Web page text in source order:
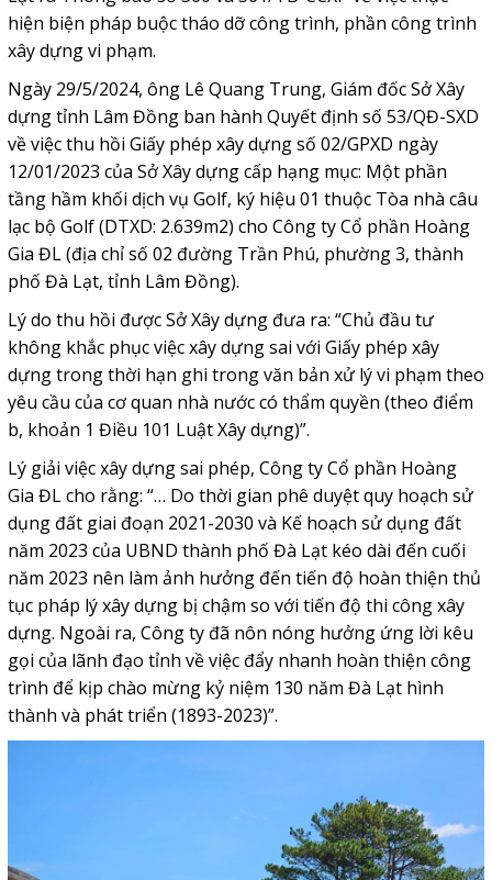
hiện biện pháp buộc tháo dỡ công trình, phần công trình
xây dựng vi phạm.
Ngày 29/5/2024, ông Lê Quang Trung, Giám đốc Sở Xây
dựng tỉnh Lâm Đồng ban hành Quyết định số 53/QĐ-SXD
về việc thu hồi Giấy phép xây dựng số 02/GPXD ngày
12/01/2023 của Sở Xây dựng cấp hạng mục: Một phần
tầng hầm khối dịch vụ Golf, ký hiệu 01 thuộc Tòa nhà câu
lạc bộ Golf (DTXD: 2.639m2) cho Công ty Cổ phần Hoàng
Gia ĐL (địa chỉ số 02 đường Trần Phú, phường 3, thành
phố Đà Lạt, tỉnh Lâm Đồng).
Lý do thu hồi được Sở Xây dựng đưa ra: “Chủ đầu tư
không khắc phục việc xây dựng sai với Giấy phép xây
dựng trong thời hạn ghi trong văn bản xử lý vi phạm theo
yêu cầu của cơ quan nhà nước có thẩm quyền (theo điểm
b, khoản 1 Điều 101 Luật Xây dựng)”.
Lý giải việc xây dựng sai phép, Công ty Cổ phần Hoàng
Gia ĐL cho rằng: “… Do thời gian phê duyệt quy hoạch sử
dụng đất giai đoạn 2021-2030 và Kế hoạch sử dụng đất
năm 2023 của UBND thành phố Đà Lạt kéo dài đến cuối
năm 2023 nên làm ảnh hưởng đến tiến độ hoàn thiện thủ
tục pháp lý xây dựng bị chậm so với tiến độ thi công xây
dựng. Ngoài ra, Công ty đã nôn nóng hưởng ứng lời kêu
gọi của lãnh đạo tỉnh về việc đẩy nhanh hoàn thiện công
trình để kịp chào mừng kỷ niệm 130 năm Đà Lạt hình
thành và phát triển (1893-2023)”.